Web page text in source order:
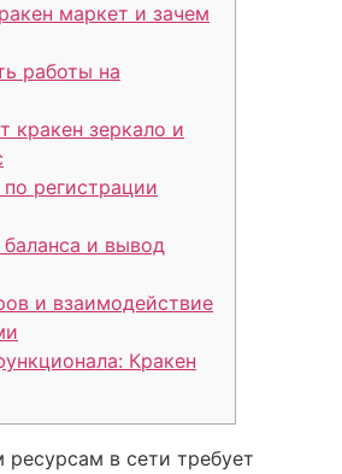
маркет и зачем
работы на
кракен зеркало и
регистрации
и вывод
и взаимодействие
Кракен
в сети требует